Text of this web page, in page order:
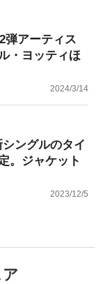
弾アーティス
・ヨッティほ
2024/3/14
ングルのタイ
。ジャケット
2023/12/5